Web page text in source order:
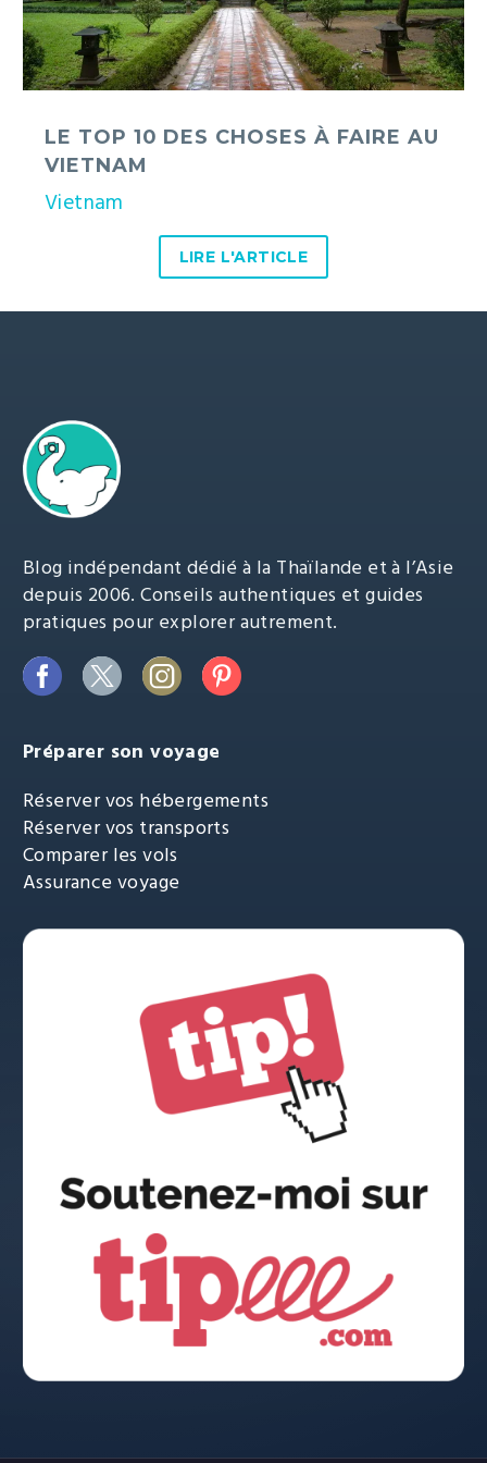
faire
au
Vietnam
LE TOP 10 DES CHOSES À FAIRE AU
VIETNAM
Vietnam
LIRE L'ARTICLE
Blog indépendant dédié à la Thaïlande et à l’Asie
depuis 2006. Conseils authentiques et guides
pratiques pour explorer autrement.
Préparer son voyage
Réserver vos hébergements
Réserver vos transports
Comparer les vols
Assurance voyage